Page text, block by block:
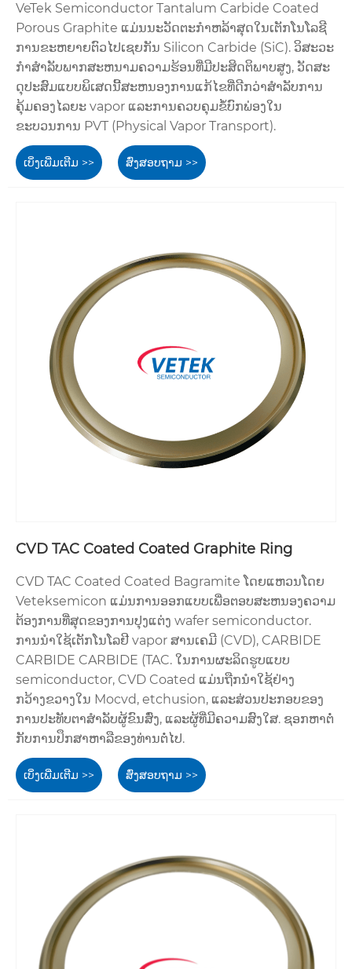
VeTek Semiconductor Tantalum Carbide Coated
Porous Graphite ແມ່ນນະວັດຕະກໍາຫລ້າສຸດໃນເຕັກໂນໂລຊີ
ການຂະຫຍາຍຕົວໄປເຊຍກັນ Silicon Carbide (SiC). ວິສະວະ
ກໍາສໍາລັບພາກສະຫນາມຄວາມຮ້ອນທີ່ມີປະສິດຕິພາບສູງ, ວັດສະ
ດຸປະສົມແບບພິເສດນີ້ສະຫນອງການແກ້ໄຂທີ່ດີກວ່າສໍາລັບການ
ຄຸ້ມຄອງໄລຍະ vapor ແລະການຄວບຄຸມຂໍ້ບົກພ່ອງໃນ
ຂະບວນການ PVT (Physical Vapor Transport).
ເບິ່ງເພີ່ມເຕີມ >> ສົ່ງສອບຖາມ >>
CVD TAC Coated Coated Graphite Ring
CVD TAC Coated Coated Bagramite ໂດຍແຫວນໂດຍ
Veteksemicon ແມ່ນການອອກແບບເພື່ອຕອບສະຫນອງຄວາມ
ຕ້ອງການທີ່ສຸດຂອງການປຸງແຕ່ງ wafer semiconductor.
ການນໍາໃຊ້ເຕັກໂນໂລຢີ vapor ສານເຄມີ (CVD), CARBIDE
CARBIDE CARBIDE (TAC. ໃນການຜະລິດຮູບແບບ
semiconductor, CVD Coated ແມ່ນຖືກນໍາໃຊ້ຢ່າງ
ກວ້າງຂວາງໃນ Mocvd, etchusion, ແລະສ່ວນປະກອບຂອງ
ການປະທັບຕາສໍາລັບຜູ້ຂົນສົ່ງ, ແລະຜູ້ທີ່ມີຄວາມສົງໃສ. ຊອກຫາຕໍ່
ກັບການປຶກສາຫາລືຂອງທ່ານຕໍ່ໄປ.
ເບິ່ງເພີ່ມເຕີມ >> ສົ່ງສອບຖາມ >>